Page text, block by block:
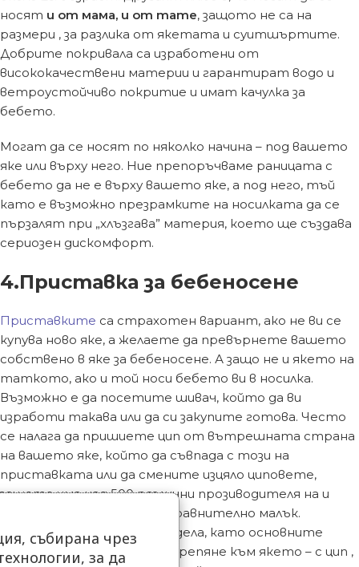
носят и от мама, и от тате, защото не са на
размери , за разлика от якетата и суитшъртите.
Добрите покривала са изработени от
висококачествени материи и гарантират водо и
ветроустойчиво покритие и имат качулка за
бебето.
Могат да се носят по няколко начина – под вашето
яке или върху него. Ние препоръчваме раницата с
бебето да не е върху вашето яке, а под него, тъй
като е възможно презрамките на носилката да се
пързалят при „хлъзгава” материя, което ще създава
сериозен дискомфорт.
4.Приставка за бебеносене
Приставките са страхотен вариант, ако не ви се
купува ново яке, а желаете да превърнете вашето
собствено в яке за бебеносене. А защо не и якето на
таткото, ако и той носи бебето ви в носилка.
Възможно е да посетите шивач, който да ви
изработи такава или да си закупите готова. Често
се налага да пришиете цип от вътрешната страна
на вашето яке, който да съвпада с този на
приставката или да смените изцяло циповете,
защото има над 500 различни прозиводителя на и
шансът да съвпаднат е сравнително малък.
Съществуват няколко модела, като основните
разлики са в начина на прикрепяне към якето – с цип ,
събирана чрез
за да